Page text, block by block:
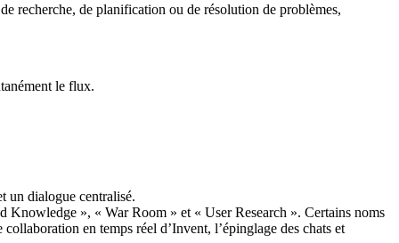
recherche, de planification ou de résolution de problèmes,
le flux.
un dialogue centralisé.